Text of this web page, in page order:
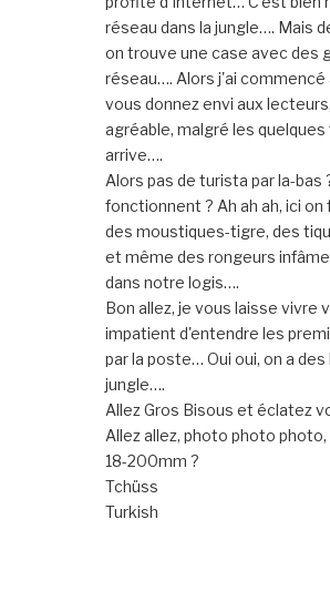
réseau dans la jungle…. Mais
on trouve une case avec des
réseau…. Alors j'ai commencé
vous donnez envi aux
agréable, malgré les
arrive….
Alors pas de turista par la-bas
fonctionnent ? Ah ah ah, ici
des moustiques-tigre, des
et même des rongeurs
dans notre logis….
Bon allez, je vous laisse vivre
impatient d'entendre les
par la poste… Oui oui, on a
jungle….
Allez Gros Bisous et éclatez
Allez allez, photo photo photo,
18-200mm ?
Tchüss
Turkish